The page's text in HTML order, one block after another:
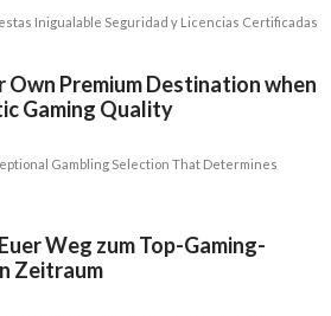
Inigualable Seguridad y Licencias Certificadas
Own Premium Destination when
Gaming Quality
Gambling Selection That Determines
Weg zum Top-Gaming-
Zeitraum